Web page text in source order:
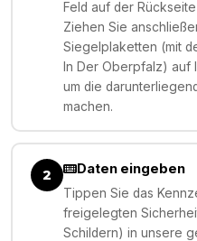
Feld auf der
Ziehen Sie
Siegelplaketten (mit
In Der Oberpfalz) auf
um die
machen.
2 Daten eingeben
Tippen Sie das
freigelegten
Schildern) in unsere